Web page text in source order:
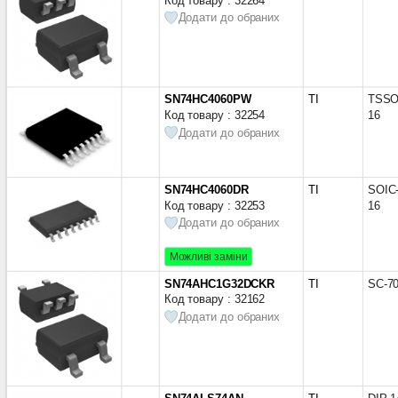
SGS(3)
ST
TI
(408)
TID(1)
Toshiba
SO-28(1)
SOIC-16
SOIC-16 вузький
SOIC-16W(1)
SOIC-8
SOP-16(9)
SOT-108(4)
SOT-109
SOT-109-16(1)
SOT-137(1)
SOT-23
SOT-38(1)
Додати до обраних
SN74HC4060PW
Код товару : 32254
Додати до обраних
TI
16
SN74HC4060DR
Код товару : 32253
Додати до обраних
Можливі заміни
TI SOIC-
16
SN74AHC1G32DCKR
Код товару : 32162
Додати до обраних
TI SC-70